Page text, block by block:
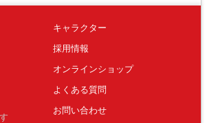
キャラクター
採用情報
オンラインショップ
よくある質問
お問い合わせ